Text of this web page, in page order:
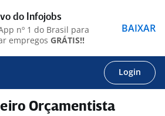
Login
Orçamentista
do Infojobs
nº 1 do Brasil para
empregos GRÁTIS!!
BAIXAR